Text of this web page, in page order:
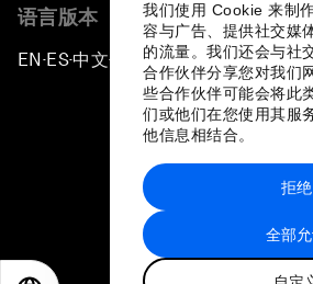
我们使用 Cookie 来制
容与广告、提供社交媒
的流量。我们还会与社
合作伙伴分享您对我们
些合作伙伴可能会将此
们或他们在您使用其服
他信息相结合。
全部
拒绝
语言版本
EN ▪ES▪中文▪ 日本語
站点地图